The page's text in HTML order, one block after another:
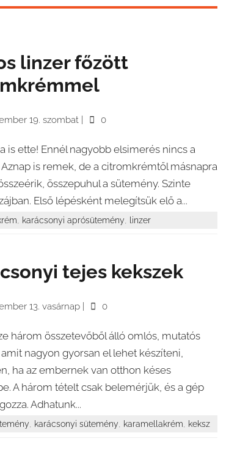
linzer főzött
19. szombat 0
is ette! Ennél nagyobb elsimerés nincs a
is remek, de a citromkrémtől másnapra
összepuhul a sütemény. Szinte
Első lépésként melegítsük elő a...
, karácsonyi aprósütemény, linzer
tejes kekszek
13. vasárnap 0
három összetevőből álló omlós, mutatós
nagyon gyorsan el lehet készíteni,
ha az embernek van otthon késes
A három tételt csak belemérjük, és a gép
Adhatunk...
, karácsonyi sütemény, karamellakrém, keksz